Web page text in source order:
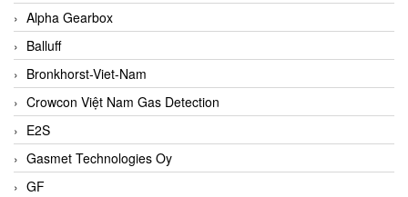
Alpha Gearbox
Balluff
Bronkhorst-Viet-Nam
Crowcon Việt Nam Gas Detection
E2S
Gasmet Technologies Oy
GF